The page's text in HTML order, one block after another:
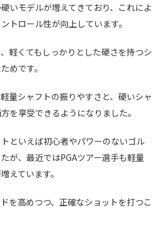
いモデルが増えてきており、これによ
トロール性が向上しています。
軽くてもしっかりとした硬さを持つシ
めです。
量シャフトの振りやすさと、硬いシャ
を享受できるようになりました。
といえば初心者やパワーのないゴル
が、最近ではPGAツアー選手も軽量
えています。
を高めつつ、正確なショットを打つこ